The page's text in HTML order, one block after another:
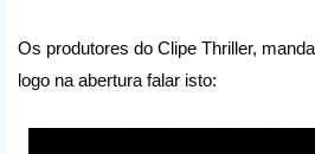
Os produtores do Clipe Thriller,
logo na abertura falar isto: